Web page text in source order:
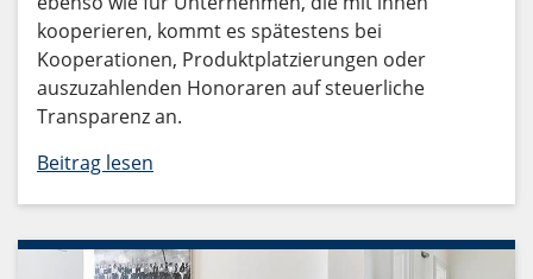
kooperieren, kommt es spätestens bei
Kooperationen, Produktplatzierungen oder
auszuzahlenden Honoraren auf steuerliche
Transparenz an.
Beitrag lesen